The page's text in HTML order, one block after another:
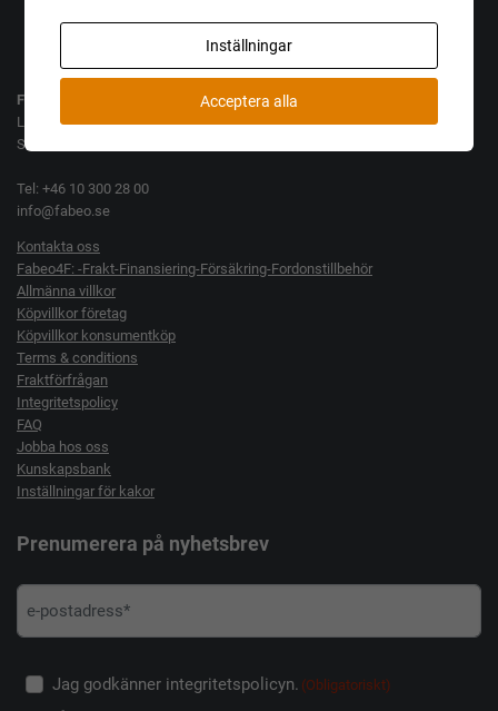
Fabeo AB
Lamellgatan 10
SE-261 35 Landskrona
Tel: +46 10 300 28 00
info@fabeo.se
Kontakta oss
Fabeo4F: -Frakt-Finansiering-Försäkring-Fordonstillbehör
Allmänna villkor
Köpvillkor företag
Köpvillkor konsumentköp
Terms & conditions
Fraktförfrågan
Integritetspolicy
FAQ
Jobba hos oss
Kunskapsbank
Inställningar för kakor
Prenumerera på nyhetsbrev
Jag godkänner integritetspolicyn. (Obligatoriskt)
Inställningar
Acceptera alla